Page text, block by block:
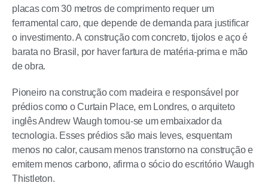
placas com 30 metros de comprimento requer um
ferramental caro, que depende de demanda para justificar
o investimento. A construção com concreto, tijolos e aço é
barata no Brasil, por haver fartura de matéria-prima e mão
de obra.
Pioneiro na construção com madeira e responsável por
prédios como o Curtain Place, em Londres, o arquiteto
inglês Andrew Waugh tornou-se um embaixador da
tecnologia. Esses prédios são mais leves, esquentam
menos no calor, causam menos transtorno na construção e
emitem menos carbono, afirma o sócio do escritório Waugh
Thistleton.